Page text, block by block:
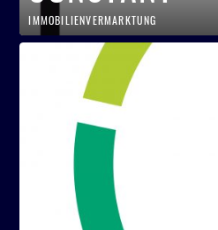
IMMOBILIENVERMARKTUNG